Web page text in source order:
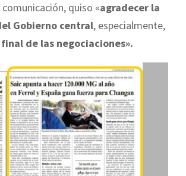
quiso «agradecer la
Gobierno central, especialmente,
de las negociaciones».